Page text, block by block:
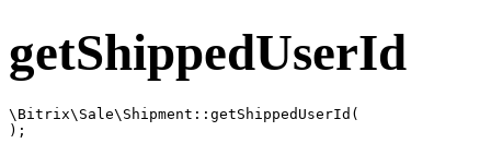
getShippedUserId
\Bitrix\Sale\Shipment::getShippedUserId(
);